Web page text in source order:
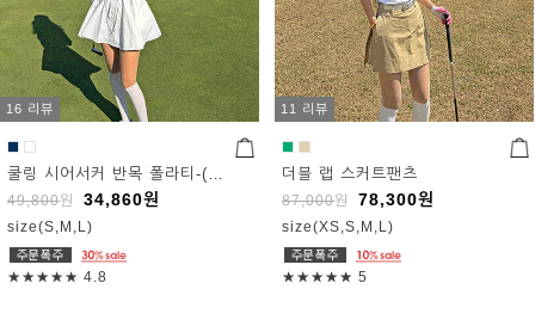
16 리뷰
49,800원 34,860원
size(S,M,L)
★★★★★ 4.8
11 리뷰
더블 랩 스커트팬츠
87,000원 78,300원
size(XS,S,M,L)
★★★★★ 5